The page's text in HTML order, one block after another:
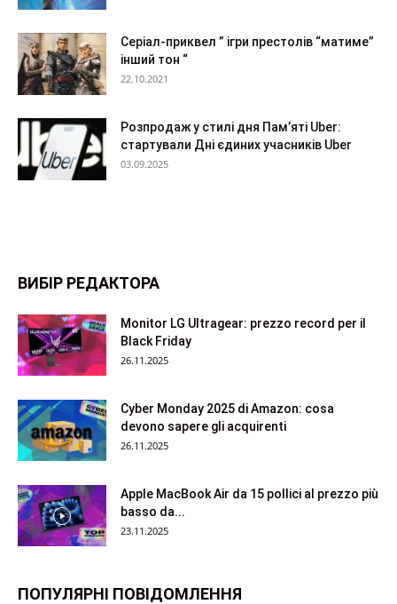
Серіал-приквел ” ігри престолів “матиме”
інший тон “
22.10.2021
Розпродаж у стилі дня Пам’яті Uber:
стартували Дні єдиних учасників Uber
03.09.2025
ВИБІР РЕДАКТОРА
Monitor LG Ultragear: prezzo record per il
Black Friday
26.11.2025
Cyber Monday 2025 di Amazon: cosa
devono sapere gli acquirenti
26.11.2025
Apple MacBook Air da 15 pollici al prezzo più
basso da...
23.11.2025
ПОПУЛЯРНІ ПОВІДОМЛЕННЯ